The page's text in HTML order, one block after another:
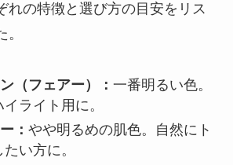
れの特徴と選び方の目安をリス
（フェアー）：一番明るい色。
ライト用に。
：やや明るめの肌色。自然にト
い方に。